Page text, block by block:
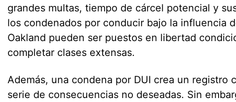
grandes multas, tiempo de cárcel potencial y
los condenados por conducir bajo la influencia
Oakland pueden ser puestos en libertad
completar clases extensas.
Además, una condena por DUI crea un registro
serie de consecuencias no deseadas. Sin